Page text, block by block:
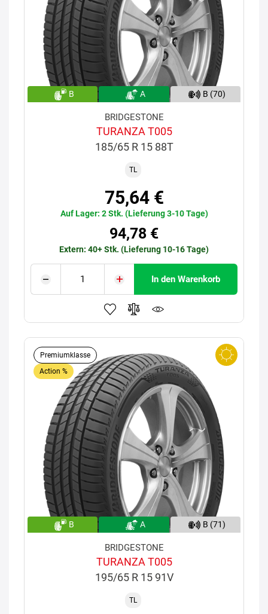
B A B (70)
BRIDGESTONE
TURANZA T005
185/65 R 15 88T
TL
75,64 €
Auf Lager: 2 Stk. (Lieferung 3-10 Tage)
94,78 €
Extern: 40+ Stk. (Lieferung 10-16 Tage)
In den Warenkorb
Premiumklasse
Action %
B A B (71)
BRIDGESTONE
TURANZA T005
195/65 R 15 91V
TL